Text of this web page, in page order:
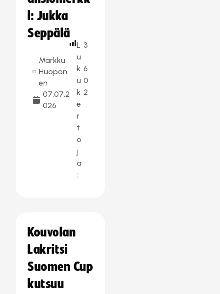
i: Jukka
Seppälä
Markku
Huopon
en
07.07.2
026
L
u
k
u
k
e
r
t
o
j
a
:
3
6
0
2
Kouvolan
Lakritsi
Suomen Cup
kutsuu